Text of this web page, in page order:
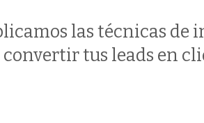
las técnicas de
tus leads en